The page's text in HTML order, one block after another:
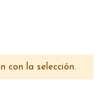
con la selección.